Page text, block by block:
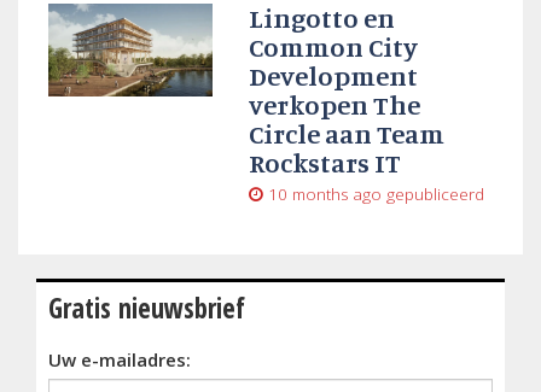
Lingotto en
Common City
Development
verkopen The
Circle aan Team
Rockstars IT
10 months ago gepubliceerd
Gratis nieuwsbrief
Uw e-mailadres: